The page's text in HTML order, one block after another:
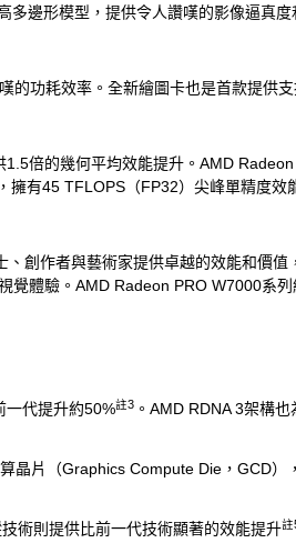
邊形模型，提供令人讚嘆的影像逼真
的功耗效率。全新繪圖卡也是首款提供
倍的幾何平均效能提升。AMD
有45 TFLOPS（FP32）尖峰單精度效
創作者與藝術家提供卓越的效能和價值
覺體驗。AMD Radeon PRO W7000系
一代提升約50%註3 。AMD RDNA 3架構
晶片（Graphics Compute Die，GCD）
技術則提供比前一代技術顯著的效能提升註